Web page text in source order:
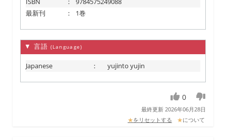
最新刊
： 1巻
▼ 言語 (Language)
Japanese ： yujinto yujin
0
最終更新 2026年06月28日
★をリセットする ★について